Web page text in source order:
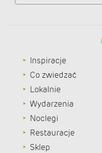
Inspiracje
Co zwiedzać
Lokalnie
Wydarzenia
Noclegi
Restauracje
Sklep